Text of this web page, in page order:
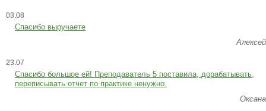
03.08
Спасибо выручаете
Алексей
23.07
Cпасибо большое ей! Преподаватель 5 поставила, дорабатывать,
переписывать отчет по практике ненужно.
Оксана